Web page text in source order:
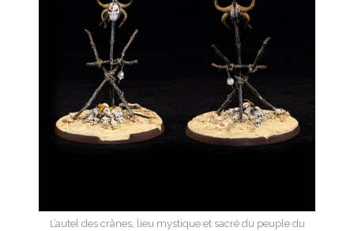
L’autel des crânes, lieu mystique et sacré du peuple du